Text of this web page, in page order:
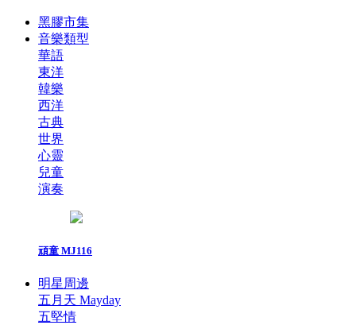
黑膠市集
音樂類型
華語
東洋
韓樂
西洋
古典
世界
心靈
兒童
演奏
頑童 MJ116
明星周邊
五月天 Mayday
五堅情